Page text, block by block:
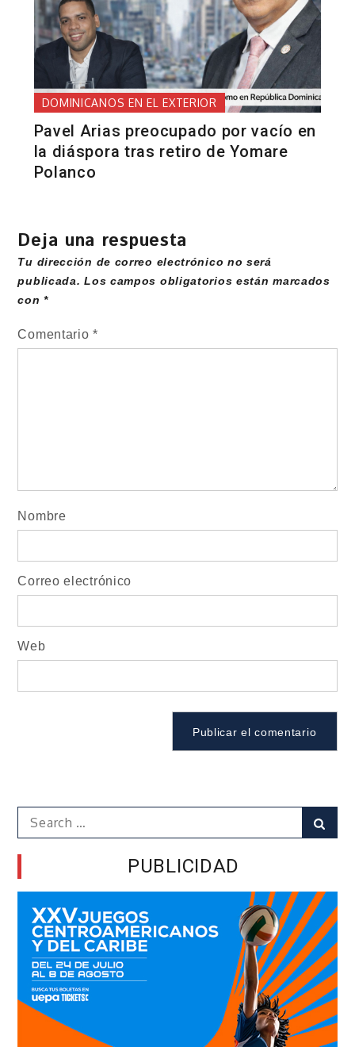
DOMINICANOS EN EL EXTERIOR
Pavel Arias preocupado por vacío en
la diáspora tras retiro de Yomare
Polanco
Deja una respuesta
Tu dirección de correo electrónico no será
publicada. Los campos obligatorios están marcados
con*
Comentario*
Nombre
Correo electrónico
Web
Search
for:
PUBLICIDAD